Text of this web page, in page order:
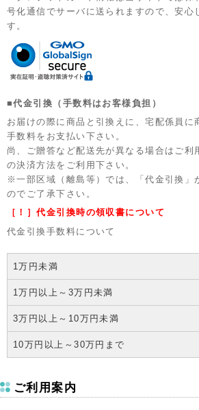
号化通信でサーバに送られますので、安心
す。
■代金引換（手数料はお客様負担）
お届けの際に商品と引換えに、宅配係員に
手数料をお支払い下さい。
尚、ご贈答など配送先が異なる場合はご利
の決済方法をご利用下さい。
※一部区域（離島等）では、「代金引換」
のでご了承下さい。
［！］代金引換時の領収書について
代金引換手数料について
1万円未満
1万円以上～3万円未満
3万円以上～10万円未満
10万円以上～30万円まで
ご利用案内